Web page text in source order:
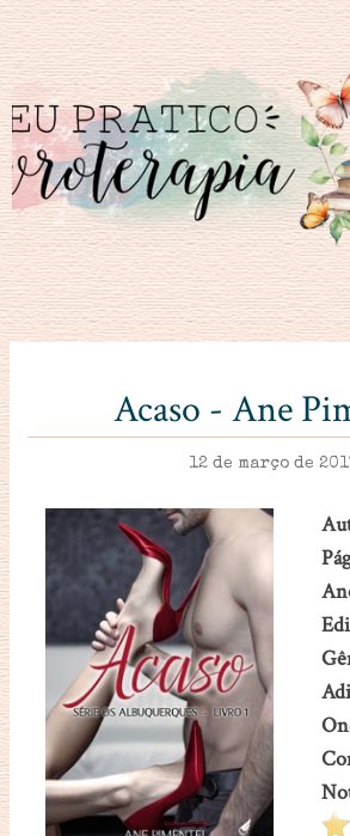
Acaso - Ane
12 de março de